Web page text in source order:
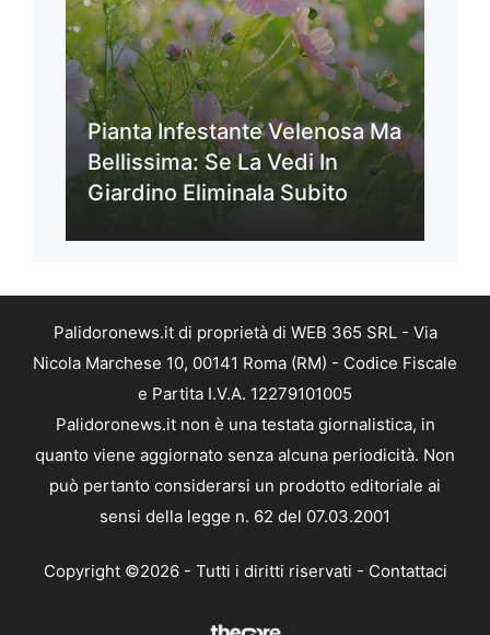
Pianta Infestante Velenosa Ma
Bellissima: Se La Vedi In
Giardino Eliminala Subito
Palidoronews.it di proprietà di WEB 365 SRL - Via
Nicola Marchese 10, 00141 Roma (RM) - Codice Fiscale
e Partita I.V.A. 12279101005
Palidoronews.it non è una testata giornalistica, in
quanto viene aggiornato senza alcuna periodicità. Non
può pertanto considerarsi un prodotto editoriale ai
sensi della legge n. 62 del 07.03.2001
Copyright ©2026 - Tutti i diritti riservati - Contattaci